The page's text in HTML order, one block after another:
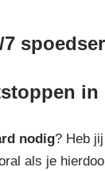
7
nodig? Heb
als je